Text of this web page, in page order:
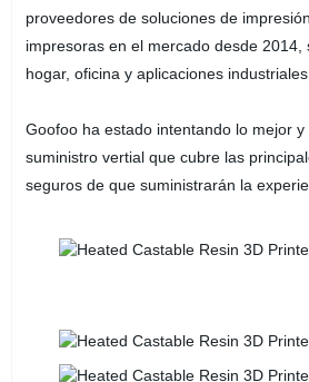
proveedores de soluciones de
impresoras en el mercado desde
hogar, oficina y aplicaciones
Goofoo ha estado intentando lo mejor
suministro vertial que cubre las
seguros de que suministrarán la